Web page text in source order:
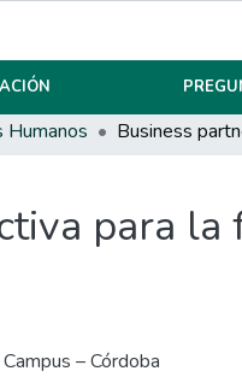
Humanos
para la
– Córdoba